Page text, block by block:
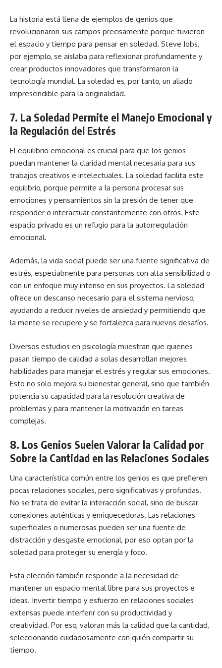
La historia está llena de ejemplos de genios que
revolucionaron sus campos precisamente porque tuvieron
el espacio y tiempo para pensar en soledad. Steve Jobs,
por ejemplo, se aislaba para reflexionar profundamente y
crear productos innovadores que transformaron la
tecnología mundial. La soledad es, por tanto, un aliado
imprescindible para la originalidad.
7. La Soledad Permite el Manejo Emocional y
la Regulación del Estrés
El equilibrio emocional es crucial para que los genios
puedan mantener la claridad mental necesaria para sus
trabajos creativos e intelectuales. La soledad facilita este
equilibrio, porque permite a la persona procesar sus
emociones y pensamientos sin la presión de tener que
responder o interactuar constantemente con otros. Este
espacio privado es un refugio para la autorregulación
emocional.
Además, la vida social puede ser una fuente significativa de
estrés, especialmente para personas con alta sensibilidad o
con un enfoque muy intenso en sus proyectos. La soledad
ofrece un descanso necesario para el sistema nervioso,
ayudando a reducir niveles de ansiedad y permitiendo que
la mente se recupere y se fortalezca para nuevos desafíos.
Diversos estudios en psicología muestran que quienes
pasan tiempo de calidad a solas desarrollan mejores
habilidades para manejar el estrés y regular sus emociones.
Esto no solo mejora su bienestar general, sino que también
potencia su capacidad para la resolución creativa de
problemas y para mantener la motivación en tareas
complejas.
8. Los Genios Suelen Valorar la Calidad por
Sobre la Cantidad en las Relaciones Sociales
Una característica común entre los genios es que prefieren
pocas relaciones sociales, pero significativas y profundas.
No se trata de evitar la interacción social, sino de buscar
conexiones auténticas y enriquecedoras. Las relaciones
superficiales o numerosas pueden ser una fuente de
distracción y desgaste emocional, por eso optan por la
soledad para proteger su energía y foco.
Esta elección también responde a la necesidad de
mantener un espacio mental libre para sus proyectos e
ideas. Invertir tiempo y esfuerzo en relaciones sociales
extensas puede interferir con su productividad y
creatividad. Por eso, valoran más la calidad que la cantidad,
seleccionando cuidadosamente con quién compartir su
tiempo.